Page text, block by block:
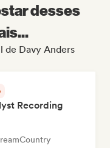
desses
de Davy Anders
Recording
Country